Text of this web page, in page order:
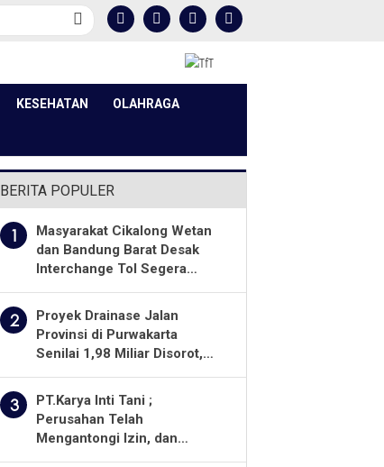
KESEHATAN OLAHRAGA
BERITA POPULER
1
Masyarakat Cikalong Wetan
dan Bandung Barat Desak
Interchange Tol Segera
2
Proyek Drainase Jalan
Provinsi di Purwakarta
Senilai 1,98 Miliar Disorot,
Pekerjaan Diawasi Ketat
3
PT.Karya Inti Tani ;
Perusahan Telah
Mengantongi Izin, dan